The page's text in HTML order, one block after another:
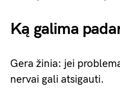
Ką galima
Gera žinia: jei
nervai gali atsigauti.